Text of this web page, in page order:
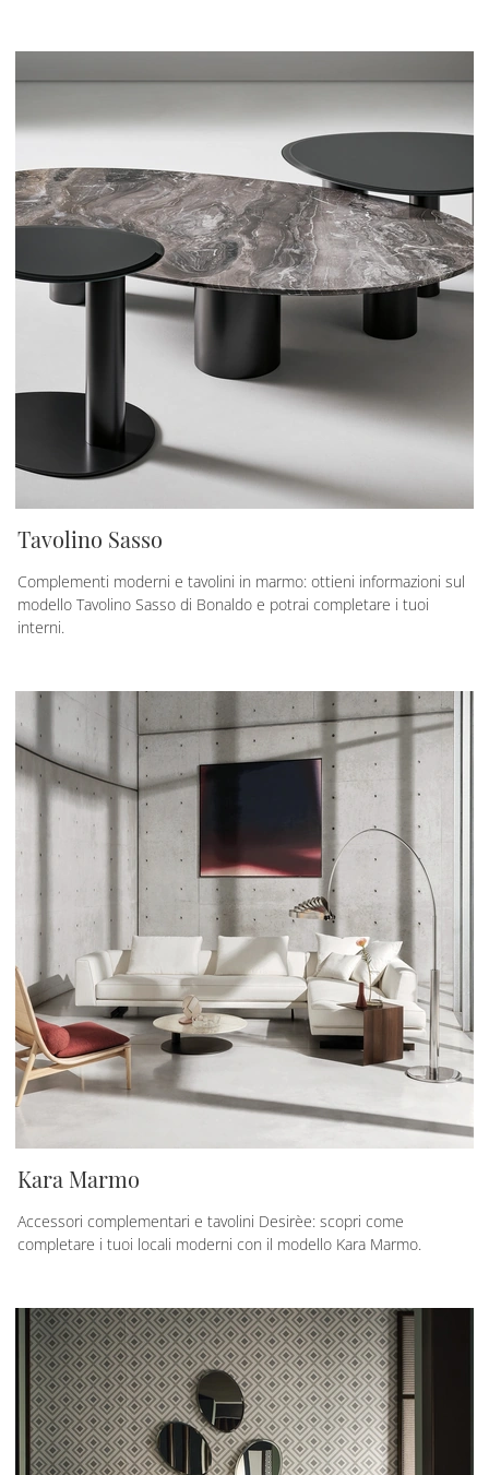
Tavolino Sasso
Complementi moderni e tavolini in marmo: ottieni informazioni sul
modello Tavolino Sasso di Bonaldo e potrai completare i tuoi
interni.
Kara Marmo
Accessori complementari e tavolini Desirèe: scopri come
completare i tuoi locali moderni con il modello Kara Marmo.